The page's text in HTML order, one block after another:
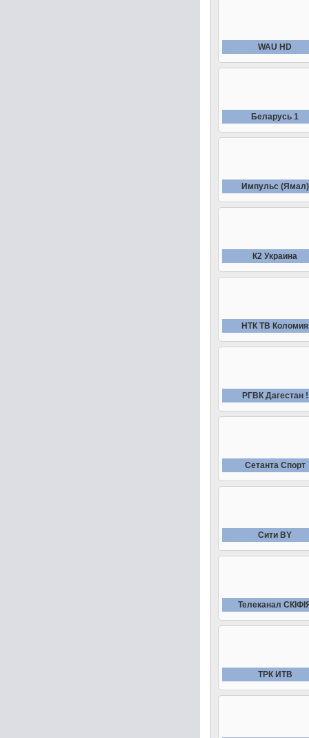
WAU HD
Беларусь 1
Импульс (Ямал)
К2 Украина
НТК ТВ Коломия
РГВК Дагестан !
Сетанта Спорт
Сити BY
Телеканал
ТРК ИТВ